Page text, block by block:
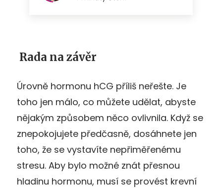
Rada na závěr
Úrovně hormonu hCG příliš neřešte. Je
toho jen málo, co můžete udělat, abyste
nějakým způsobem něco ovlivnila. Když se
znepokojujete předčasně, dosáhnete jen
toho, že se vystavíte nepřiměřenému
stresu. Aby bylo možné znát přesnou
hladinu hormonu, musí se provést krevní